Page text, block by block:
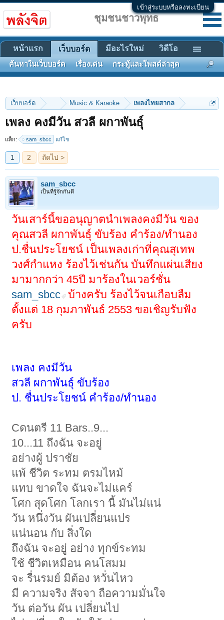
เข้าสู่ระบบหรือลงทะเบียน
เว็บบอร์ด ... Music & Karaoke เพลงไทยสากล
เพลง คงมีวัน สวลี ผกาพันธุ์
แท็ก: sam_sbcc แก้ไข
sam_sbcc
เป็นที่รู้จักกันดี
วันเสาร์นี้ขออนุญาตนำเพลงคงมีวัน ของ
คุณสวลี ผกาพันธุ์ ขับร้อง คำร้อง/ทำนอง
ป.ชื่นประโยชน์ เป็นเพลงเก่าที่คุณสุเทพ
วงศ์กำแหง ร้องไว้เช่นกัน บันทึกแผ่นเสียง
มามากกว่า 45ปี มาร้องในเวอร์ชั่น
sam_sbcc
บ้างครับ ร้องไว้จนเกือบลืม
ตั้งแต่ 18 กุมภาพันธ์ 2553 ขอเชิญรับฟัง
ครับ
เพลง คงมีวัน
สวลี ผกาพันธุ์ ขับร้อง
ป. ชื่นประโยชน์ คำร้อง/ทำนอง
Cดนตรี 11 Bars..9...
10...11 ถึงฉัน จะอยู่
อย่างผู้ ปราชัย
แพ้ ชีวิต ระทม ตรมไหม้
แทบ ขาดใจ ฉันจะไม่แคร์
โศก สุดโศก โลกเรา นี้ มันไม่แน่
วัน หนึ่งวัน ผันเปลี่ยนแปร
แน่นอน กับ สิ่งใด
ถึงฉัน จะอยู่ อย่าง ทุกข์ระทม
ใช้ ชีวิตเหมือน คนโสมม
จะ รื่นรมย์ มิต้อง หวั่นไหว
มี ความจริง สัจจา ถือความมั่นใจ
วัน ต่อวัน ผัน เปลี่ยนไป
ชุมชนชาวพุทธ
หน้าแรก เว็บบอร์ด
ค้นหาในเว็บบอร์ด เรื่องเด่น กระทู้และโพสต์ล่าสุด
มีอะไรใหม่ วิดีโอ